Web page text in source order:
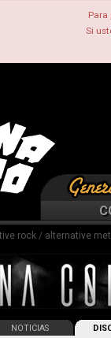
Para
Si
rock / alternative
NOTICIAS